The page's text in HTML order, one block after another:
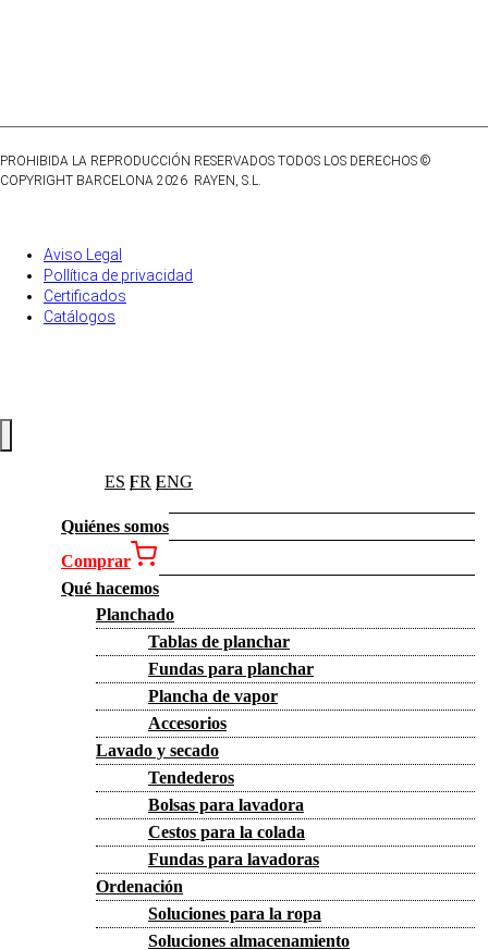
PROHIBIDA LA REPRODUCCIÓN RESERVADOS TODOS LOS DERECHOS ©
COPYRIGHT BARCELONA 2026 RAYEN, S.L.
Aviso Legal
Pollítica de privacidad
Certificados
Catálogos
ES FR ENG
Quiénes somos
Comprar
Qué hacemos
Planchado
Tablas de planchar
Fundas para planchar
Plancha de vapor
Accesorios
Lavado y secado
Tendederos
Bolsas para lavadora
Cestos para la colada
Fundas para lavadoras
Ordenación
Soluciones para la ropa
Soluciones almacenamiento